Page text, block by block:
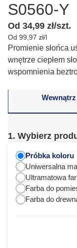
S0560-Y
Od 34,99 zł/szt.
Od 99,97 zł/l
Promienie słońca
wnętrze ciepłem
wspomnienia
Wewnątrz
1. Wybierz
Próbka koloru
Uniwersalna
Ultramatowa
Farba do
Farba do